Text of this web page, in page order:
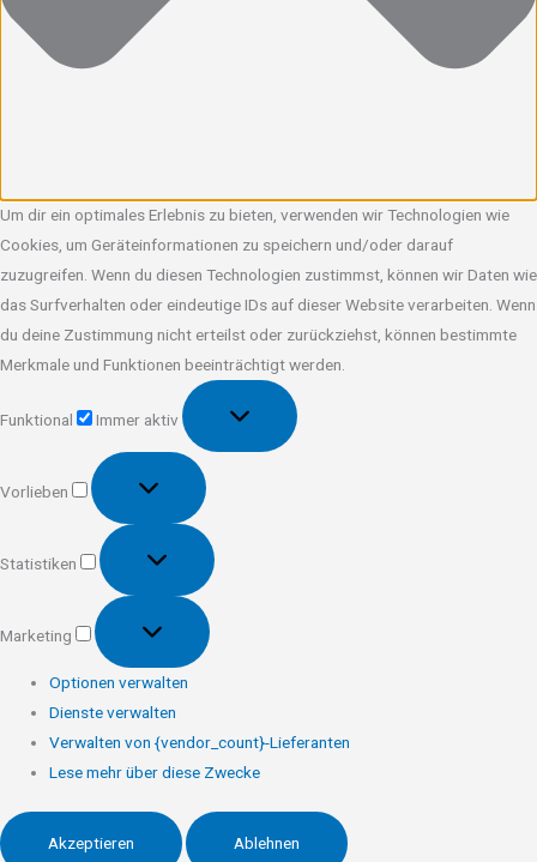
Um dir ein optimales Erlebnis zu bieten, verwenden wir Technologien wie
Cookies, um Geräteinformationen zu speichern und/oder darauf
zuzugreifen. Wenn du diesen Technologien zustimmst, können wir Daten wie
das Surfverhalten oder eindeutige IDs auf dieser Website verarbeiten. Wenn
du deine Zustimmung nicht erteilst oder zurückziehst, können bestimmte
Merkmale und Funktionen beeinträchtigt werden.
Funktional
Immer aktiv
Vorlieben
Vorlieben
Statistiken
Statistiken
Marketing
Marketing
Optionen verwalten
Dienste verwalten
Verwalten von {vendor_count}-Lieferanten
Lese mehr über diese Zwecke
Akzeptieren Ablehnen